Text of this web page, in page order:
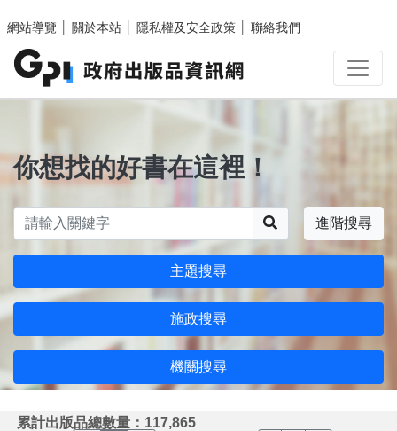
網站導覽
關於本站 隱私權及安全政策 聯絡我們
你想找的好書在這裡！
進階搜尋
主題搜尋
施政搜尋
機關搜尋
累計出版品總數量：117,865